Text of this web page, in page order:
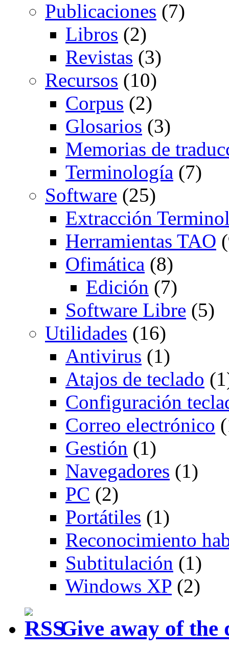
Publicaciones (7)
Libros (2)
Revistas (3)
Recursos (10)
Corpus (2)
Glosarios (3)
Memorias de
Terminología (7)
Software (25)
Extracción
Herramientas TAO
Ofimática (8)
Edición (7)
Software Libre (5)
Utilidades (16)
Antivirus (1)
Atajos de teclado
Configuración
Correo electrónico
Gestión (1)
Navegadores (1)
PC (2)
Portátiles (1)
Reconocimiento
Subtitulación (1)
Windows XP (2)
Give away of the